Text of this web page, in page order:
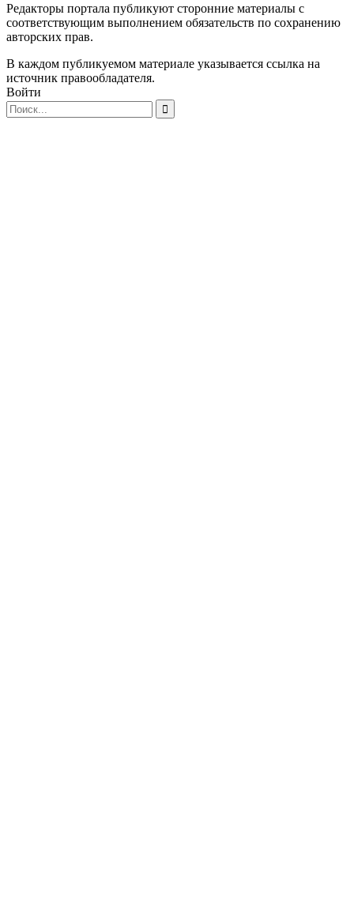
Редакторы портала публикуют сторонние материалы с
соответствующим выполнением обязательств по сохранению
авторских прав.
В каждом публикуемом материале указывается ссылка на
источник правообладателя.
Войти